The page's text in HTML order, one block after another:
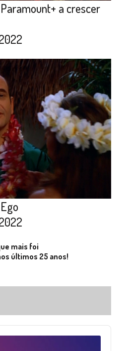
a crescer
mais foi
últimos 25 anos!